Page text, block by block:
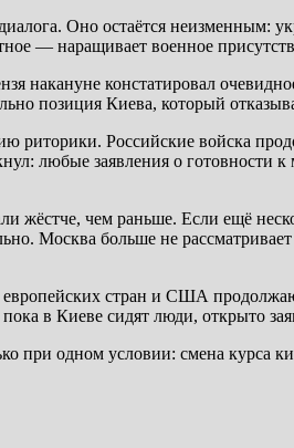
Оно остаётся неизменным:
— наращивает военное
накануне констатировал
позиция Киева, который
риторики. Российские войска
любые заявления о
жёстче, чем раньше. Если ещё
Москва больше не
стран и США
в Киеве сидят люди, открыто
одном условии: смена курса